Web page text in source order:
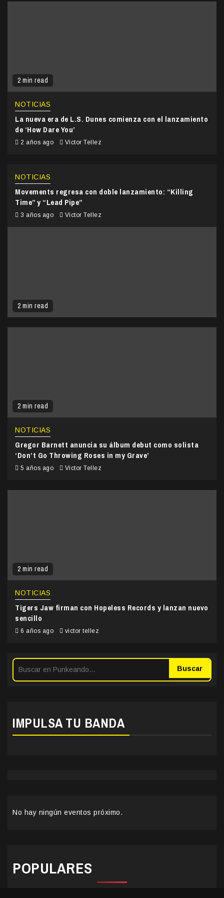
2 min read
NOTICIAS
La nueva era de L.S. Dunes comienza con el lanzamiento
de ‘How Dare You’
2 años ago Victor Tellez
2 min read
NOTICIAS
Movements regresa con doble lanzamiento: “Killing
Time” y “Lead Pipe”
3 años ago Victor Tellez
2 min read
NOTICIAS
Gregor Barnett anuncia su álbum debut como solista
‘Don’t Go Throwing Roses in my Grave’
5 años ago Victor Tellez
2 min read
NOTICIAS
Tigers Jaw firman con Hopeless Records y lanzan nuevo
sencillo
6 años ago victor tellez
Buscar
IMPULSA TU BANDA
No hay ningún eventos próximo.
POPULARES